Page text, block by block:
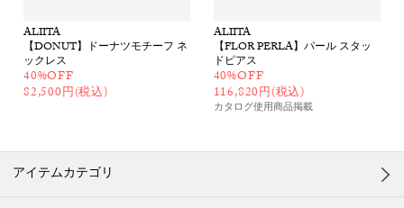
ALIITA
【DONUT】ドーナツモチーフ ネ
ックレス
40%OFF
82,500円(税込)
ALIITA
【FLOR PERLA】パール スタッ
ドピアス
40%OFF
116,820円(税込)
カタログ使用商品掲載
アイテムカテゴリ